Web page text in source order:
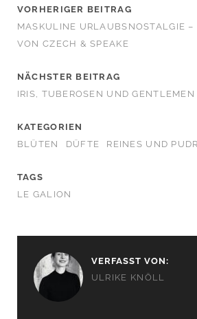
VORHERIGER BEITRAG
MASKULINE URLAUBSNOSTALGIE –
VON CZECH & SPEAKE
NÄCHSTER BEITRAG
IRIS, TUBEROSEN UND GENTLEMEN
KATEGORIEN
BLÜTEN
DÜFTE REINES UND
TAGS
LE GALION
VERFASST VON:
ULRIKE KNÖLL